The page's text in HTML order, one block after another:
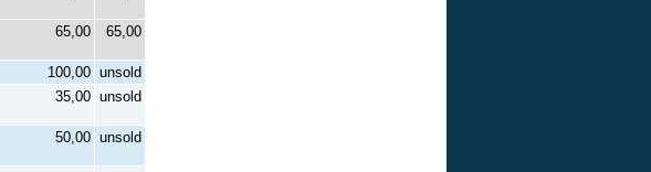
65,00 65,00
100,00 unsold
35,00 unsold
50,00 unsold